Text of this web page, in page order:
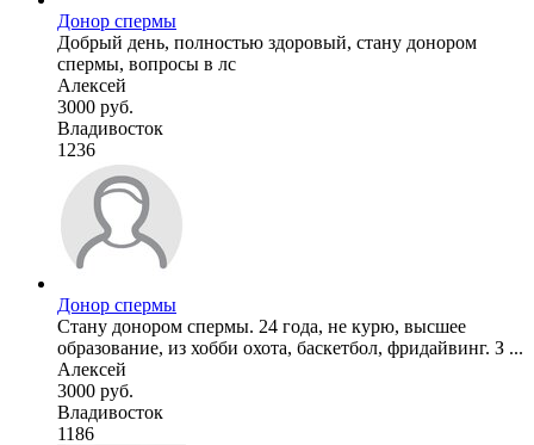
Донор спермы
Добрый день, полностью здоровый, стану донором
спермы, вопросы в лс
Алексей
3000 руб.
Владивосток
1236
Донор спермы
Стану донором спермы. 24 года, не курю, высшее
образование, из хобби охота, баскетбол, фридайвинг. З ...
Алексей
3000 руб.
Владивосток
1186